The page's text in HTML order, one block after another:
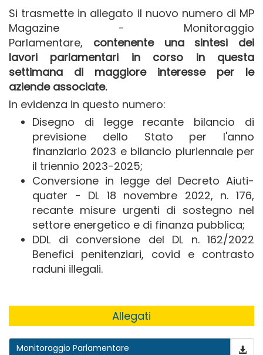
Si trasmette in allegato il nuovo numero di MP
Magazine - Monitoraggio
Parlamentare, contenente una sintesi dei
lavori parlamentari in corso in questa
settimana di maggiore interesse per le
aziende associate.
In evidenza in questo numero:
Disegno di legge recante bilancio di
previsione dello Stato per l'anno
finanziario 2023 e bilancio pluriennale per
il triennio 2023-2025;
Conversione in legge del Decreto Aiuti-
quater - DL 18 novembre 2022, n. 176,
recante misure urgenti di sostegno nel
settore energetico e di finanza pubblica;
DDL di conversione del DL n. 162/2022
Benefici penitenziari, covid e contrasto
raduni illegali.
Allegati
Monitoraggio Parlamentare